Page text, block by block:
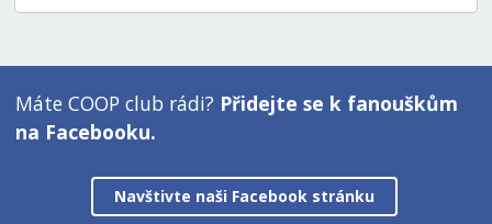
Máte COOP club rádi? Přidejte se k fanouškům
na Facebooku.
Navštivte naši Facebook stránku